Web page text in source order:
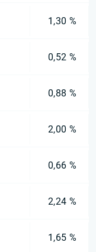
1,30 %
0,52 %
0,88 %
2,00 %
0,66 %
2,24 %
1,65 %